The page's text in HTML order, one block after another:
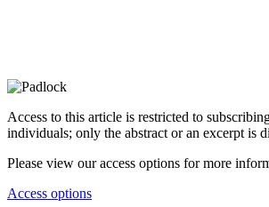
Access to this article is restricted to
individuals; only the abstract or an excerpt is
Please view our access options for more
Access options